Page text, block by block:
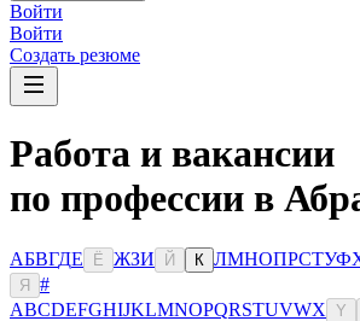
Войти
Войти
Создать резюме
Работа и вакансии
по профессии в
АБВГДЕ Ё ЖЗИ Й К ЛМНОПРСТУФ
Я
#
ABCDEFGHIJKLMNOPQRSTUVWX Y